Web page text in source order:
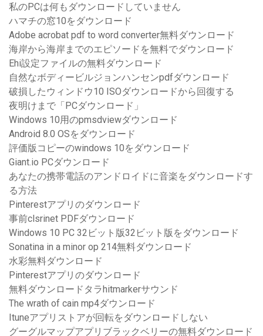
私のPCは何もダウンロードしていません
ハマチの窓10をダウンロード
Adobe acrobat pdf to word converter無料ダウンロード
海岸から海岸までのエピソードを無料でダウンロード
Ehi設定ファイルの無料ダウンロード
自然なボディービルジョンハンセンpdfダウンロード
破損したウィンドウ10 ISOダウンロードから回復する
夜明けまで「PCダウンロード」
Windows 10用のpmsdviewダウンロード
Android 8.0 OSをダウンロード
評価版コピーのwindows 10をダウンロード
Giant.io PCダウンロード
あなたの携帯電話のアンドロイドに音楽をダウンロードす
る方法
Pinterestアプリのダウンロード
事前clsrinet PDFダウンロード
Windows 10 PC 32ビット版32ビット版をダウンロード
Sonatina in a minor op 214無料ダウンロード
水彩無料ダウンロード
Pinterestアプリのダウンロード
無料ダウンロードタラhitmarkerサウンド
The wrath of cain mp4ダウンロード
Ituneアプリストアが回転をダウンロードしない
グーグルマップアプリブラックベリーの無料ダウンロード